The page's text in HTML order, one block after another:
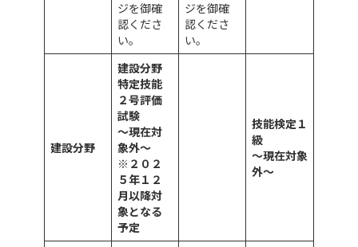
ジを御確
認くださ
い。
ジを御確
認くださ
い。
建設分野
建設分野
特定技能
２号評価
試験
～現在対
象外～
※２０２
５年１２
月以降対
象となる
予定
技能検定１
級
～現在対象
外～